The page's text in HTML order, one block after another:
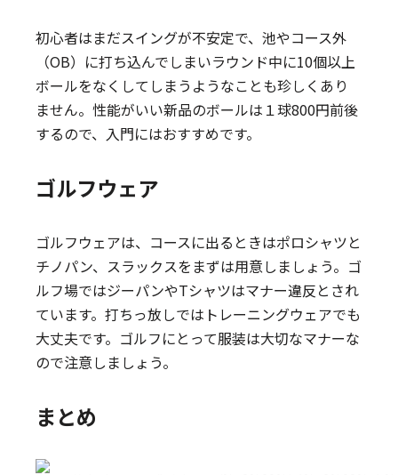
初心者はまだスイングが不安定で、池やコース外
（OB）に打ち込んでしまいラウンド中に10個以上
ボールをなくしてしまうようなことも珍しくあり
ません。性能がいい新品のボールは１球800円前後
するので、入門にはおすすめです。
ゴルフウェア
ゴルフウェアは、コースに出るときはポロシャツと
チノパン、スラックスをまずは用意しましょう。ゴ
ルフ場ではジーパンやTシャツはマナー違反とされ
ています。打ちっ放しではトレーニングウェアでも
大丈夫です。ゴルフにとって服装は大切なマナーな
ので注意しましょう。
まとめ